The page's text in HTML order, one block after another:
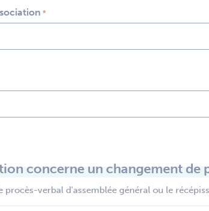
*
concerne un changement de
procès-verbal d'assemblée général ou le